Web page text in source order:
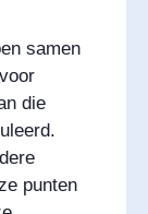
samen
die
punten